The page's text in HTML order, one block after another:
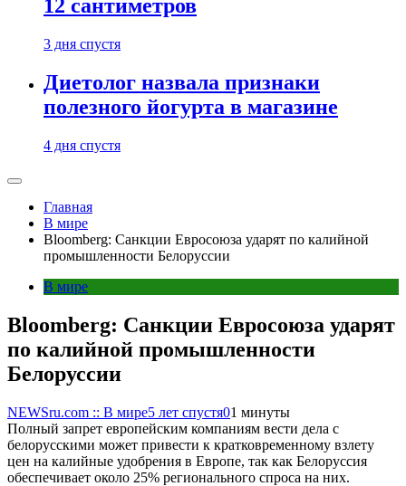
12 сантиметров
3 дня спустя
Диетолог назвала признаки
полезного йогурта в магазине
4 дня спустя
Главная
В мире
Bloomberg: Санкции Евросоюза ударят по калийной
промышленности Белоруссии
В мире
Bloomberg: Санкции Евросоюза ударят
по калийной промышленности
Белоруссии
NEWSru.com :: В мире5 лет спустя01 минуты
Полный запрет европейским компаниям вести дела с
белорусскими может привести к кратковременному взлету
цен на калийные удобрения в Европе, так как Белоруссия
обеспечивает около 25% регионального спроса на них.